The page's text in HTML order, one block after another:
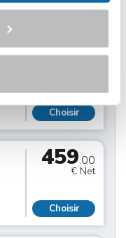
459
Choisir
459.00
€ Net
Choisir